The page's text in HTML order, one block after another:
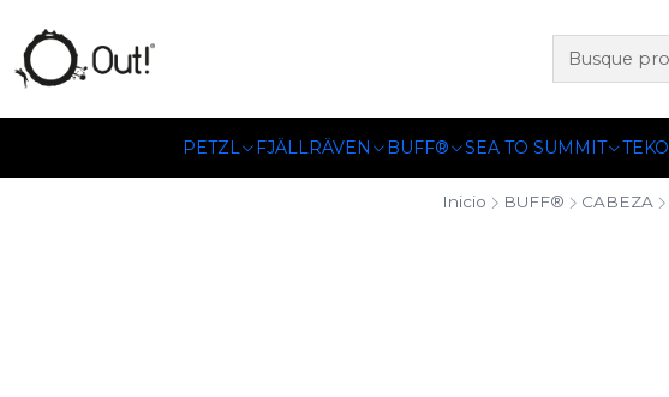
PETZL FJÄLLRÄVEN BUFF® SEA TO SUMMIT TEKO
Inicio BUFF® CABEZA